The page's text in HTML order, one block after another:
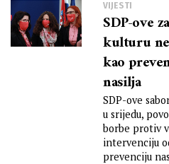
VIJESTI
SDP-ove
kulturu
kao
nasilja
SDP-ove
u srijedu,
borbe protiv
intervenciju
prevenciju